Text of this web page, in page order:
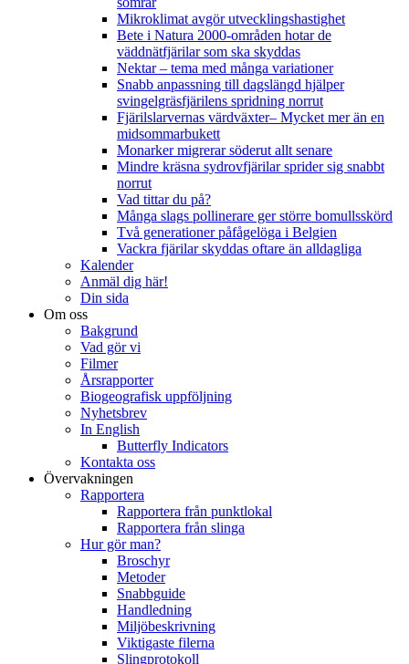
Mikroklimat avgör utvecklingshastighet
Bete i Natura 2000-områden hotar de
väddnätfjärilar som ska skyddas
Nektar – tema med många variationer
Snabb anpassning till dagslängd hjälper
svingelgräsfjärilens spridning norrut
Fjärilslarvernas värdväxter– Mycket mer än en
midsommarbukett
Monarker migrerar söderut allt senare
Mindre kräsna sydrovfjärilar sprider sig snabbt
norrut
Vad tittar du på?
Många slags pollinerare ger större bomullsskörd
Två generationer påfågelöga i Belgien
Vackra fjärilar skyddas oftare än alldagliga
Kalender
Anmäl dig här!
Din sida
Om oss
Bakgrund
Vad gör vi
Filmer
Årsrapporter
Biogeografisk uppföljning
Nyhetsbrev
In English
Butterfly Indicators
Kontakta oss
Övervakningen
Rapportera
Rapportera från punktlokal
Rapportera från slinga
Hur gör man?
Broschyr
Metoder
Snabbguide
Handledning
Miljöbeskrivning
Viktigaste filerna
Slingprotokoll